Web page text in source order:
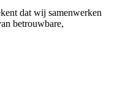
dat wij samenwerken
betrouwbare,